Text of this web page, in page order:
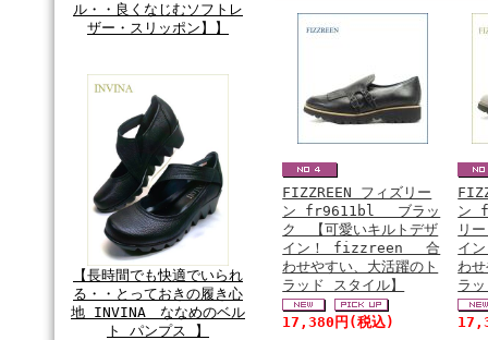
ル・・良くなじむソフトレ
ザー・スリッポン】】
【長時間でも快適でいられ
る・・とっておきの履き心
地 INVINA ななめのベル
ト パンプス 】
FIZZREEN フィズリー
ン fr9611bl ブラッ
ク 【可愛いキルトデザ
イン！ fizzreen 合
わせやすい、大活躍のト
ラッド スタイル】
17,380円(税込)
ン
リ
イ
わ
ラ